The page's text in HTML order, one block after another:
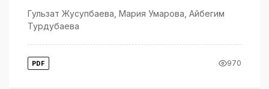
Гульзат Жусупбаева Мария Умарова Айбегим
Турдубаева
PDF 970